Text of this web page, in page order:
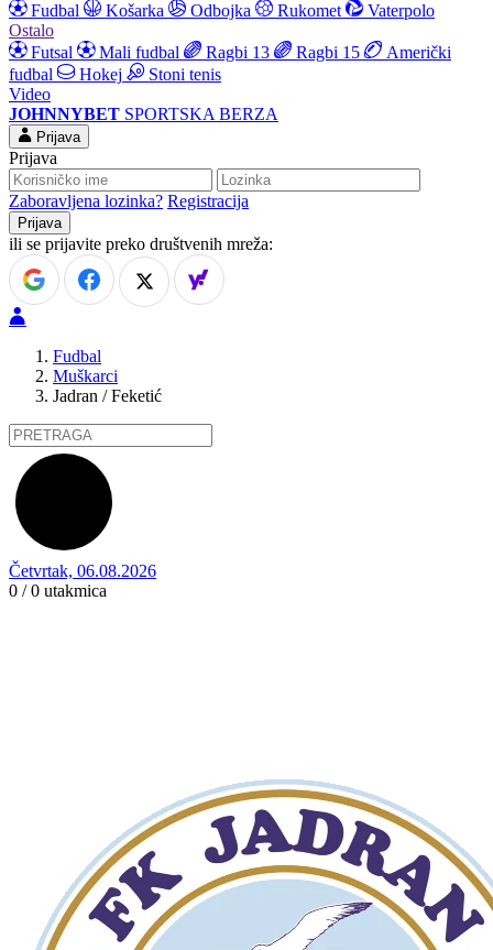
Fudbal
Košarka Odbojka Rukomet
Vaterpolo
Ostalo
Futsal
Mali fudbal Ragbi 13 Ragbi 15
Američki
fudbal
Hokej
Stoni tenis
Video
JOHNNYBET SPORTSKA BERZA
Prijava
Prijava
Zaboravljena lozinka? Registracija
ili se prijavite preko društvenih mreža:
Fudbal
Muškarci
Jadran / Feketić
Četvrtak, 06.08.2026
0 / 0 utakmica